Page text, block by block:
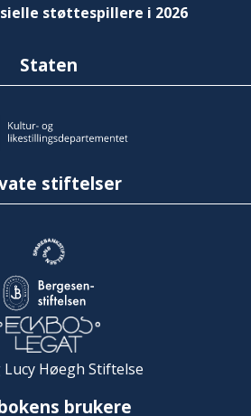
støttespillere i 2026
Staten
stiftelser
Lucy Høegh Stiftelse
brukere